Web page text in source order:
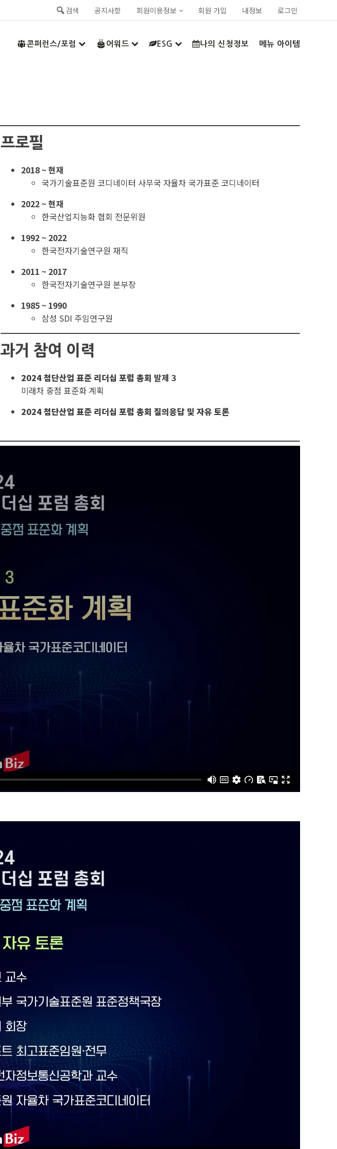
검색 공지사항 회원이용정보 회원 가입 내정보 로그인
콘퍼런스/포럼 어워드 ESG 나의 신청정보 메뉴 아이템
프로필
2018 ~ 현재
국가기술표준원 코디네이터 사무국 자율차 국가표준 코디네이터
2022 ~ 현재
한국산업지능화 협회 전문위원
1992 ~ 2022
한국전자기술연구원 재직
2011 ~ 2017
한국전자기술연구원 본부장
1985 ~ 1990
삼성 SDI 주임연구원
과거 참여 이력
2024 첨단산업 표준 리더십 포럼 총회 발제 3
미래차 중점 표준화 계획
2024 첨단산업 표준 리더십 포럼 총회 질의응답 및 자유 토론